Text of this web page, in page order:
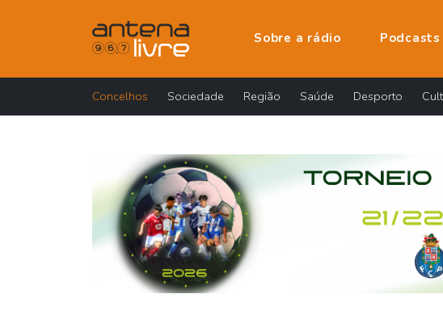
Sobre a rádio Podcasts
Concelhos Sociedade Região Saúde Desporto